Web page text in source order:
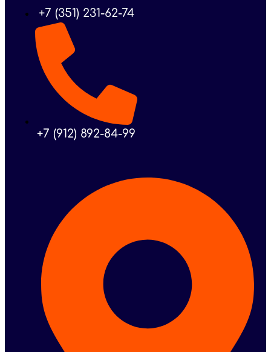
+7 (351) 231-62-74
+7 (912) 892-84-99